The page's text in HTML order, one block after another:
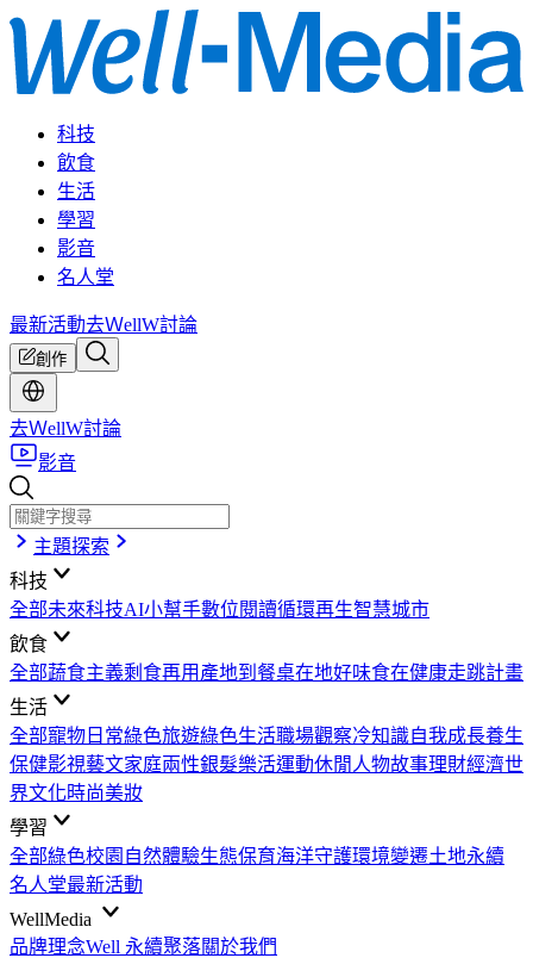
科技
飲食
生活
學習
影音
名人堂
最新活動去ＷellW討論
創作
去ＷellW討論
影音
主題探索
科技
全部未來科技AI小幫手數位閱讀循環再生智慧城市
飲食
全部蔬食主義剩食再用 產地到餐桌在地好味食在健康走跳計畫
生活
全部寵物日常綠色旅遊綠色生活職場觀察冷知識自我成長養生
保健影視藝文家庭兩性銀髮樂活運動休閒 人物故事理財經濟世
界文化時尚美妝
學習
全部綠色校園 自然體驗生態保育海洋守護環境變遷土地永續
名人堂最新活動
WellMedia
品牌理念Well 永續聚落關於我們